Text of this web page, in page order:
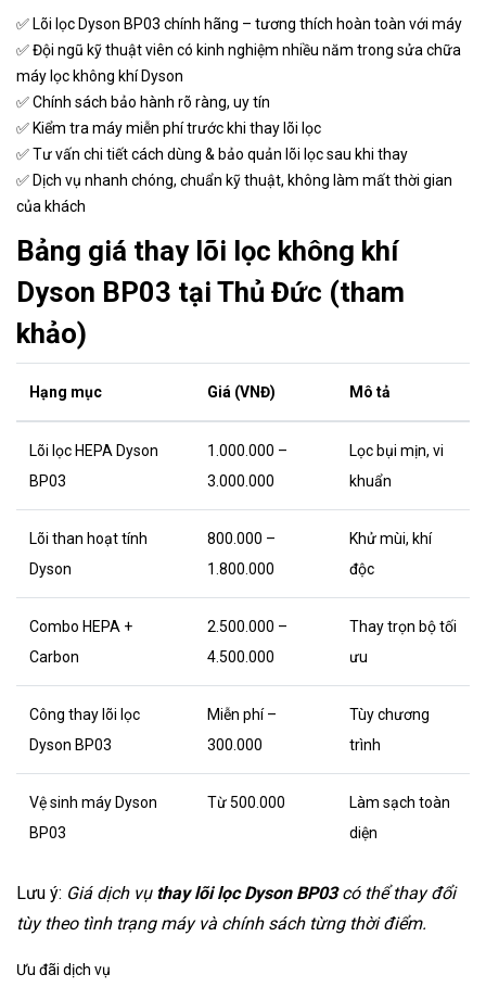
✅ Lõi lọc Dyson BP03 chính hãng – tương thích hoàn toàn với máy
✅ Đội ngũ kỹ thuật viên có kinh nghiệm nhiều năm trong sửa chữa
máy lọc không khí Dyson
✅ Chính sách bảo hành rõ ràng, uy tín
✅ Kiểm tra máy miễn phí trước khi thay lõi lọc
✅ Tư vấn chi tiết cách dùng & bảo quản lõi lọc sau khi thay
✅ Dịch vụ nhanh chóng, chuẩn kỹ thuật, không làm mất thời gian
của khách
Bảng giá thay lõi lọc không khí
Dyson BP03 tại Thủ Đức (tham
khảo)
Hạng mục Giá (VNĐ) Mô tả
Lõi lọc HEPA Dyson
BP03
1.000.000 –
3.000.000
Lọc bụi mịn, vi
khuẩn
Lõi than hoạt tính
Dyson
800.000 –
1.800.000
Khử mùi, khí
độc
Combo HEPA +
Carbon
2.500.000 –
4.500.000
Thay trọn bộ tối
ưu
Công thay lõi lọc
Dyson BP03
Miễn phí –
300.000
Tùy chương
trình
Vệ sinh máy Dyson
BP03
Từ 500.000
Làm sạch toàn
diện
Lưu ý: Giá dịch vụ thay lõi lọc Dyson BP03có thể thay đổi
tùy theo tình trạng máy và chính sách từng thời điểm.
Ưu đãi dịch vụ